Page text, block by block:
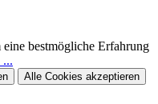
bestmögliche Erfahrung
...
Alle Cookies akzeptieren